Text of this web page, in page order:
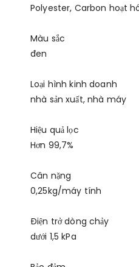
Polyester, Carbon hoạt
Màu sắc
đen
Loại hình kinh doanh
nhà sản xuất, nhà máy
Hiệu quả lọc
Hơn 99,7%
Cân nặng
0,25kg/máy tính
Điện trở dòng chảy
dưới 1,5 kPa